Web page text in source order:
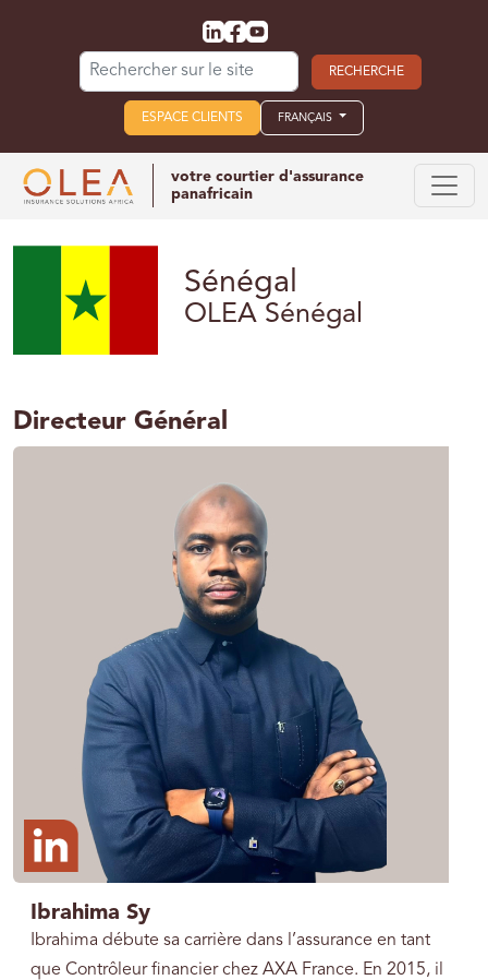
Search for:
ESPACE CLIENTS FRANÇAIS
votre courtier d'assurance
panafricain
Sénégal
OLEA Sénégal
Directeur Général
Ibrahima Sy
Ibrahima débute sa carrière dans l’assurance en tant
que Contrôleur financier chez AXA France. En 2015, il